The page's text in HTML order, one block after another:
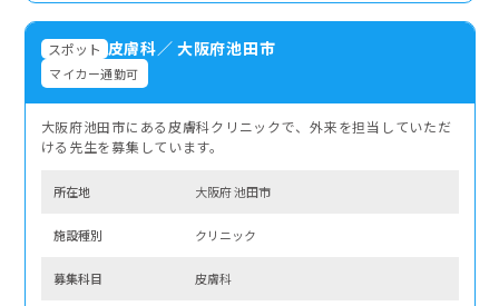
スポット 皮膚科／大阪府池田市
マイカー通勤可
大阪府池田市にある皮膚科クリニックで、外来を担当していただ
ける先生を募集しています。
所在地 大阪府 池田市
施設種別 クリニック
募集科⽬ 皮膚科